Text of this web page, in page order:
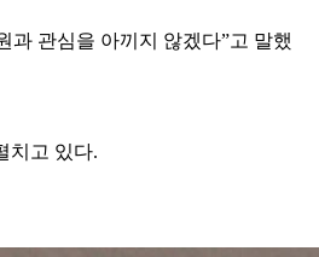
관심을 아끼지 않겠다”고 말했
치고 있다.